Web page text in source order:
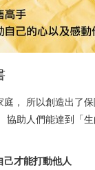
庭， 所以創造出了
協助人們能達到「生
才能打動他人